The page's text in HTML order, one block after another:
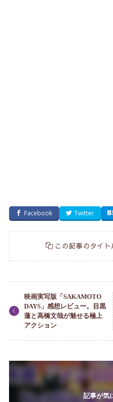
Facebook Twitter
この記事のタイト
映画実写版「SAKAMOTO
DAYS」感想レビュー。目黒
蓮と高橋文哉が魅せる極上
アクション
記事が気